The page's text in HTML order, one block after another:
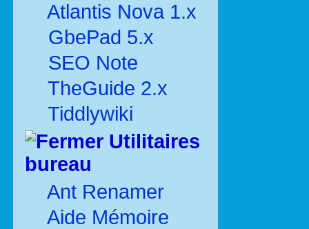
Atlantis Nova 1.x
GbePad 5.x
SEO Note
TheGuide 2.x
Tiddlywiki
Utilitaires
bureau
Ant Renamer
Aide Mémoire